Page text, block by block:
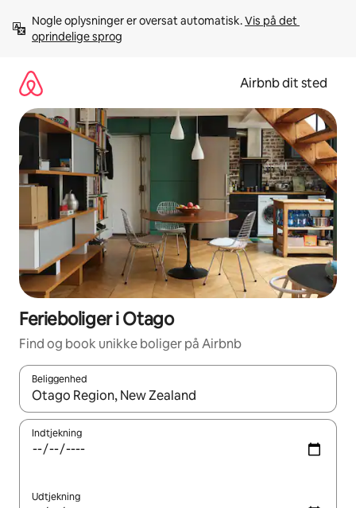
videre
Nogle oplysninger er oversat automatisk. Vis på det
oprindelige sprog
Airbnb dit sted
Ferieboliger i Otago
Find og book unikke boliger på Airbnb
Beliggenhed
Når resultaterne er tilgængelige, skal du navigere med
Indtjekning
Udtjekning